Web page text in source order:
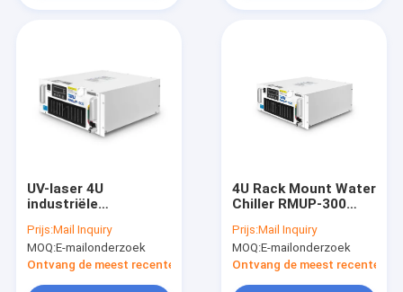
UV-laser 4U
industriële
waterkoeler RMUP-
300
Prijs:Mail Inquiry
MOQ:E-mailonderzoek
Ontvang de meest recente Prijs
4U Rack Mount Water
Chiller RMUP-300
Chiller Machine
Prijs:Mail Inquiry
MOQ:E-mailonderzoek
Ontvang de meest recente